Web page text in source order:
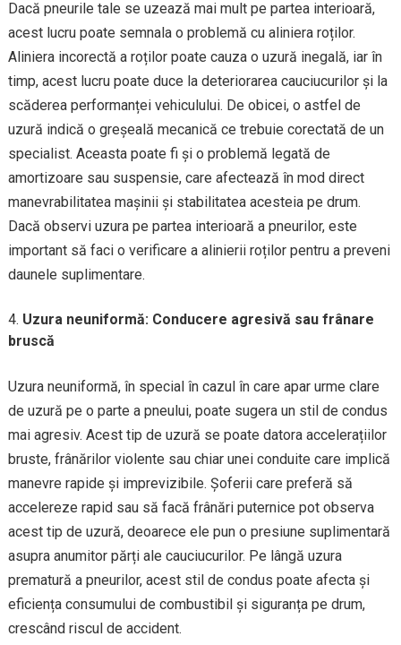
Dacă pneurile tale se uzează mai mult pe partea interioară,
acest lucru poate semnala o problemă cu aliniera roților.
Aliniera incorectă a roților poate cauza o uzură inegală, iar în
timp, acest lucru poate duce la deteriorarea cauciucurilor și la
scăderea performanței vehiculului. De obicei, o astfel de
uzură indică o greșeală mecanică ce trebuie corectată de un
specialist. Aceasta poate fi și o problemă legată de
amortizoare sau suspensie, care afectează în mod direct
manevrabilitatea mașinii și stabilitatea acesteia pe drum.
Dacă observi uzura pe partea interioară a pneurilor, este
important să faci o verificare a alinierii roților pentru a preveni
daunele suplimentare.
Uzura neuniformă: Conducere agresivă sau frânare
bruscă
Uzura neuniformă, în special în cazul în care apar urme clare
de uzură pe o parte a pneului, poate sugera un stil de condus
mai agresiv. Acest tip de uzură se poate datora accelerațiilor
bruste, frânărilor violente sau chiar unei conduite care implică
manevre rapide și imprevizibile. Șoferii care preferă să
accelereze rapid sau să facă frânări puternice pot observa
acest tip de uzură, deoarece ele pun o presiune suplimentară
asupra anumitor părți ale cauciucurilor. Pe lângă uzura
prematură a pneurilor, acest stil de condus poate afecta și
eficiența consumului de combustibil și siguranța pe drum,
crescând riscul de accident.